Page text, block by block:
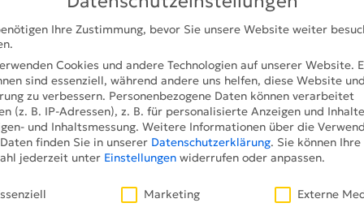
den reibungslosen Ablauf im Hafengelände
über jeder Einfahrtspur kommunizieren
wie Fahrzeugart, Verkehrsregeln, Informationen
Spur geöffnet ist oder nicht.
das sogenannte „Traffic-Management-
Mitarbeitern des Hafens bedient und ermöglicht
und situationsabhängige Kommunikation
Fahrzeuge, die in den Hafen einfahren möchten.
organisiert Spurführungen und liefert
– mit Fokus auf Benutzerfreundlichkeit,
Ihre Zustimmung, bevor Sie unsere Website weiter
Cookies und andere Technologien auf unserer Website.
sind essenziell, während andere uns helfen, diese Website
zu verbessern. Personenbezogene Daten können verarbeitet
(z. B. IP-Adressen), z. B. für personalisierte Anzeigen und
und Inhaltsmessung. Weitere Informationen über die
finden Sie in unserer Datenschutzerklärung. Sie können Ihre
jederzeit unter Einstellungen widerrufen oder anpassen.
Marketing Externe